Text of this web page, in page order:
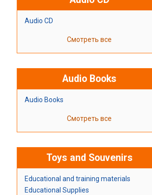
Audio CD
Смотреть все
Audio Books
Audio Books
Смотреть все
Toys and Souvenirs
Educational and training materials
Educational Supplies